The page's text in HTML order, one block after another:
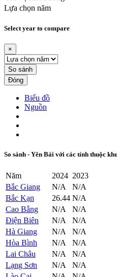
Lựa chọn năm
Select year to compare
×
So sánh
Đóng
Biểu đồ
Nguồn
So sánh - Yên Bái với các tỉnh thuộc
Năm 2024 2023
Bắc Giang
N/A
N/A
Bắc Kạn
26.44 N/A
Cao Bằng
N/A
N/A
Điện Biên
N/A
N/A
Hà Giang
N/A
N/A
Hòa Bình
N/A
N/A
Lai Châu
N/A
N/A
Lạng Sơn
N/A
N/A